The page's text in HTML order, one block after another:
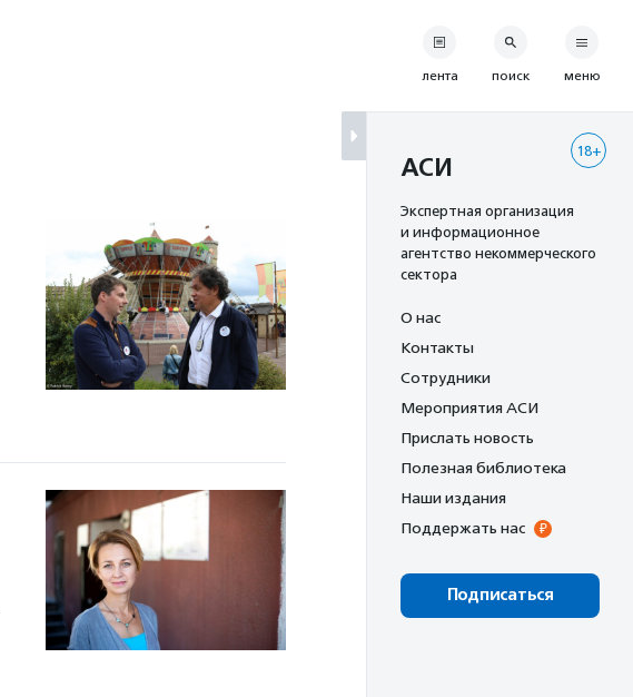
лента поиск меню
18+
АСИ
Экспертная организация
и информационное
агентство некоммерческого
сектора
О нас
Контакты
Сотрудники
Мероприятия АСИ
Прислать новость
Полезная библиотека
Наши издания
Поддержать нас
Подписаться